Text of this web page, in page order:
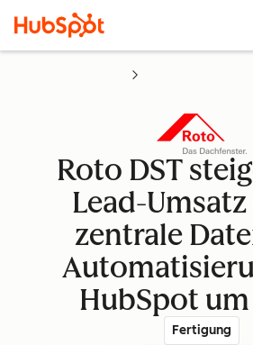
Roto DST
Lead-
zentrale
HubSpot
Fertigung